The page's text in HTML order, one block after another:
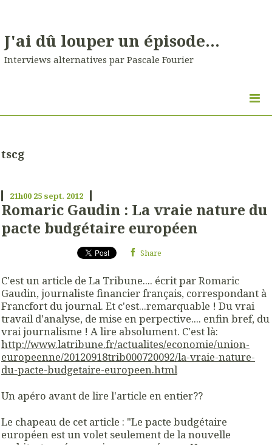
J'ai dû louper un épisode...
Interviews alternatives par Pascale Fourier
tscg
21h00 25 sept. 2012
Romaric Gaudin : La vraie nature du
pacte budgétaire européen
Share
C'est un article de La Tribune.... écrit par Romaric
Gaudin, journaliste financier français, correspondant à
Francfort du journal. Et c'est...remarquable ! Du vrai
travail d'analyse, de mise en perpective.... enfin bref, du
vrai journalisme ! A lire absolument. C'est là:
http://www.latribune.fr/actualites/economie/union-
europeenne/20120918trib000720092/la-vraie-nature-
du-pacte-budgetaire-europeen.html
Un apéro avant de lire l'article en entier??
Le chapeau de cet article : "Le pacte budgétaire
européen est un volet seulement de la nouvelle